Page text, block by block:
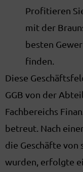
Profitieren
mit der
besten
finden.
Diese
GGB von der
Fachbereichs
betreut. Nach
die Geschäfte
wurden, erfolgte